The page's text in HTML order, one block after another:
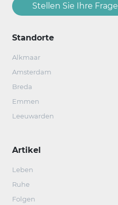
Stellen Sie Ihre Frage
Standorte
Alkmaar
Amsterdam
Breda
Emmen
Leeuwarden
Artikel
Leben
Ruhe
Folgen